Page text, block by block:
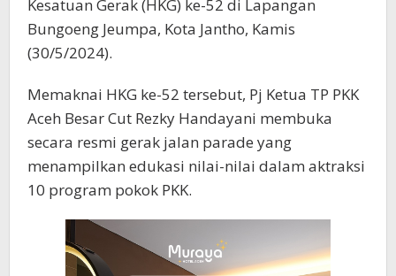
Kesatuan Gerak (HKG) ke-52 di Lapangan
Bungoeng Jeumpa, Kota Jantho, Kamis
(30/5/2024).
Memaknai HKG ke-52 tersebut, Pj Ketua TP PKK
Aceh Besar Cut Rezky Handayani membuka
secara resmi gerak jalan parade yang
menampilkan edukasi nilai-nilai dalam aktraksi
10 program pokok PKK.